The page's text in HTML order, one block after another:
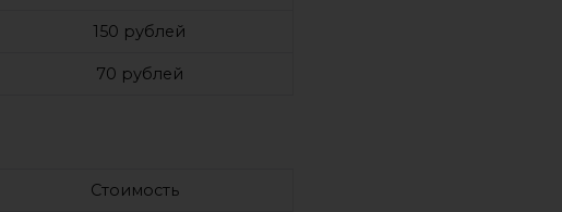
150 рублей
70 рублей
Стоимость